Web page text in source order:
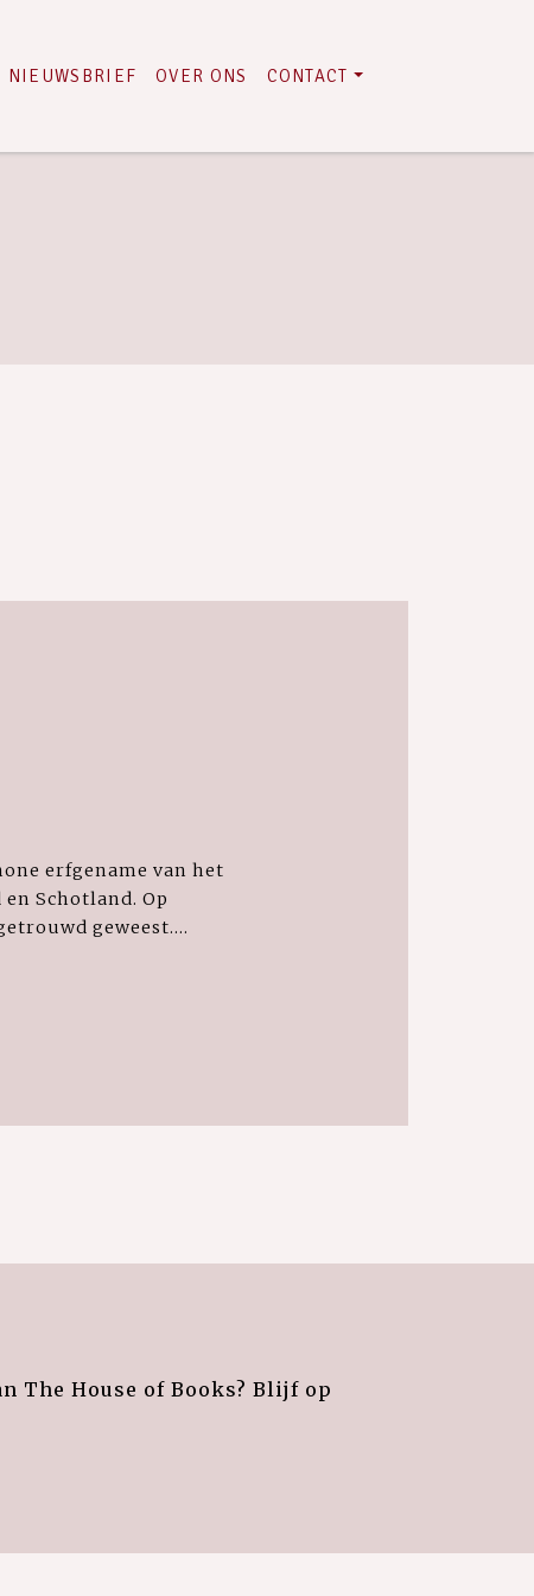
NIEUWSBRIEF OVER ONS CONTACT
erfgename van het
Schotland. Op
geweest....
The House of Books? Blijf op